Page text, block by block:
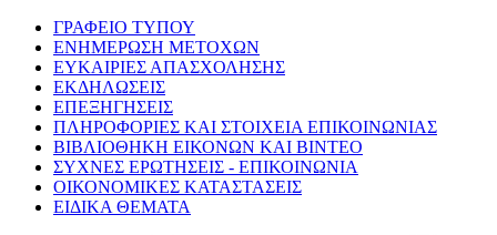
ΓΡΑΦΕΙΟ ΤΥΠΟΥ
ΕΝΗΜΕΡΩΣΗ ΜΕΤΟΧΩΝ
ΕΥΚΑΙΡΙΕΣ ΑΠΑΣΧΟΛΗΣΗΣ
ΕΚΔΗΛΩΣΕΙΣ
ΕΠΕΞΗΓΗΣΕΙΣ
ΠΛΗΡΟΦΟΡΙΕΣ ΚΑΙ ΣΤΟΙΧΕΙΑ ΕΠΙΚΟΙΝΩΝΙΑΣ
ΒΙΒΛΙΟΘΗΚΗ ΕΙΚΟΝΩΝ ΚΑΙ ΒΙΝΤΕΟ
ΣΥΧΝΕΣ ΕΡΩΤΗΣΕΙΣ - ΕΠΙΚΟΙΝΩΝΙΑ
ΟΙΚΟΝΟΜΙΚΕΣ ΚΑΤΑΣΤΑΣΕΙΣ
ΕΙΔΙΚΑ ΘΕΜΑΤΑ